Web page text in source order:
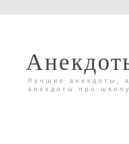
Лучшие анекдоты,
анекдоты про